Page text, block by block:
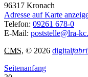
96317 Kronach
Adresse auf Karte
Telefon: 09261 678-0
E-Mail: poststelle@lra-
CMS, © 2026 digital
Seitenanfang